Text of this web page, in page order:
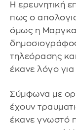
Η ερευνητική
πως ο
όμως η
τηλεόρασης
έκανε λόγο
Σύμφωνα με
έχουν
έκανε γνωστό